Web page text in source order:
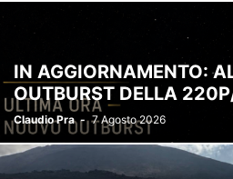
IN AGGIORNAMENTO:
OUTBURST DELLA
Claudio Pra - 7 Agosto 2026